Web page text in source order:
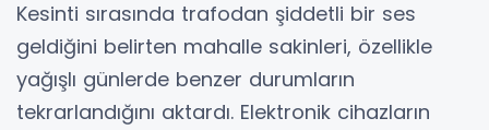
Kesinti sırasında trafodan şiddetli bir ses
geldiğini belirten mahalle sakinleri, özellikle
yağışlı günlerde benzer durumların
tekrarlandığını aktardı. Elektronik cihazların